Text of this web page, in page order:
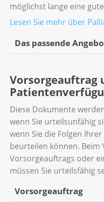
möglichst lange eine
Lesen Sie mehr über
Das passende
unter anderem Ihr
Ihre Bedürfnisse: zu
Unterstützung eines
Palliativdienstes
einer Palliativ-
Hospiz oder in einem
Die Beratenden der
kantonalen Ligenoder
Ihnen bei der Planung
Vorsorgeauftrag
Diese Dokumente
wenn Sie urteilsunfähig
wenn Sie die Folgen
beurteilen können. Beim
Vorsorgeauftrags oder
müssen Sie urteilsfähig
Vorsorgeauftrag